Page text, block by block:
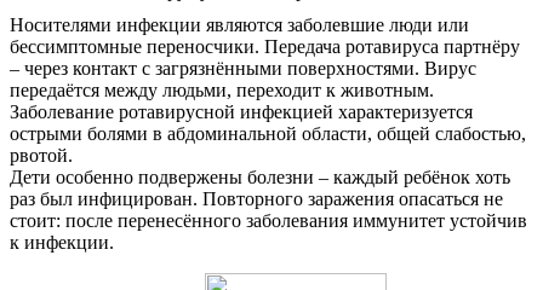
Носителями инфекции являются заболевшие люди или
бессимптомные переносчики. Передача ротавируса партнёру
– через контакт с загрязнёнными поверхностями. Вирус
передаётся между людьми, переходит к животным.
Заболевание ротавирусной инфекцией характеризуется
острыми болями в абдоминальной области, общей слабостью,
рвотой.
Дети особенно подвержены болезни – каждый ребёнок хоть
раз был инфицирован. Повторного заражения опасаться не
стоит: после перенесённого заболевания иммунитет устойчив
к инфекции.